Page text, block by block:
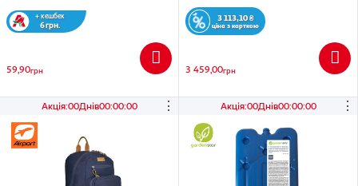
+ кешбек
6 грн.
59,90грн
3 113,10₴
ціна з карткою
3 459,00грн
Акція:00Днів00:00:00 ⋮ Акція:00Днів00:00:00 ⋮